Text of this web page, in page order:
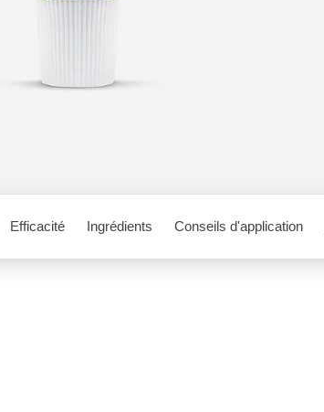
Efficacité Ingrédients Conseils d'application